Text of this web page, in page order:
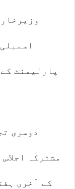
پارلیمنٹ
دوسری
مشترکہ
کے آخری